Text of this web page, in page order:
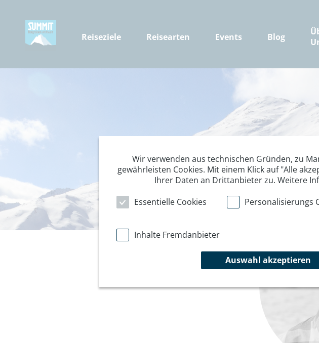
Reiseziele Reisearten Events Blog
Wir verwenden aus technischen Gründen, zu
gewährleisten Cookies. Mit einem Klick auf "Alle
Ihrer Daten an Drittanbieter zu. Weitere
Essentielle Cookies
Personalisierungs
Inhalte Fremdanbieter
Auswahl akzeptieren